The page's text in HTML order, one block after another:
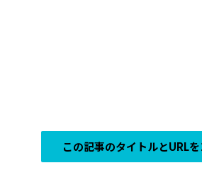
この記事のタイトルとURL